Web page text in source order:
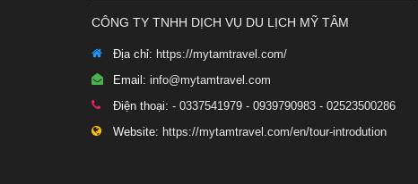
CÔNG TY TNHH DỊCH VỤ DU LỊCH MỸ TÂM
Địa chỉ: https://mytamtravel.com/
Email: info@mytamtravel.com
Điện thoại: - 0337541979 - 0939790983 - 02523500286
Website: https://mytamtravel.com/en/tour-introdution